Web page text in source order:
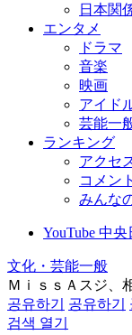
日本関
エンタメ
ドラマ
音楽
映画
アイド
芸能一
ランキング
アクセ
コメント
みんな
YouTube 中
文化・芸能一般
ＭｉｓｓＡスジ、
공유하기
공유하기
검색 열기